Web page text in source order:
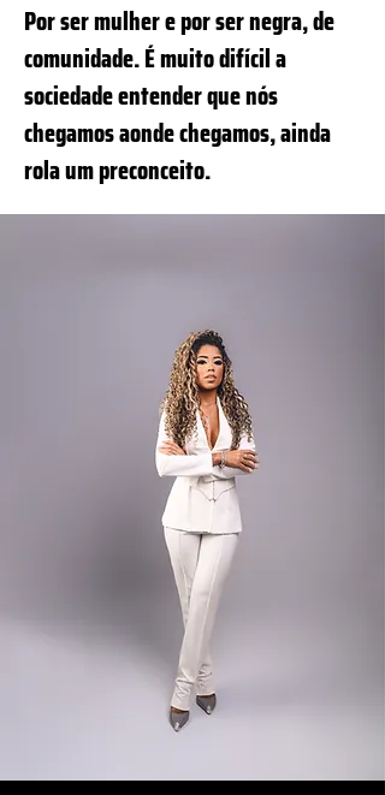
Por ser mulher e por ser negra, de
comunidade. É muito difícil a
sociedade entender que nós
chegamos aonde chegamos, ainda
rola um preconceito.